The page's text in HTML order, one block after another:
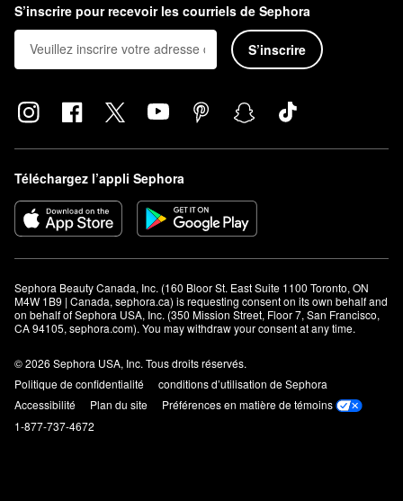
S’inscrire pour recevoir les courriels de Sephora
S’inscrire
Téléchargez l’appli Sephora
Sephora Beauty Canada, Inc. (160 Bloor St. East Suite 1100 Toronto, ON
M4W 1B9 | Canada, sephora.ca) is requesting consent on its own behalf and
on behalf of Sephora USA, Inc. (350 Mission Street, Floor 7, San Francisco,
CA 94105, sephora.com). You may withdraw your consent at any time.
© 2026 Sephora USA, Inc. Tous droits réservés.
Politique de confidentialité
conditions d’utilisation de Sephora
Accessibilité
Plan du site
Préférences en matière de témoins
1-877-737-4672